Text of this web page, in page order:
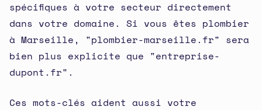
spécifiques à votre secteur directement
dans votre domaine. Si vous êtes plombier
à Marseille, "plombier-marseille.fr" sera
bien plus explicite que "entreprise-
dupont.fr".
Ces mots-clés aident aussi votre